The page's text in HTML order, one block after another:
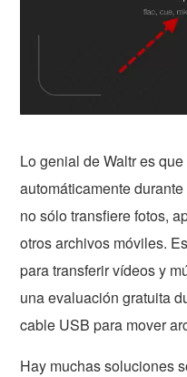
Lo genial de Waltr es
automáticamente
no sólo transfiere fotos,
otros archivos móviles.
para transferir vídeos y
una evaluación gratuita
cable USB para mover
Hay muchas soluciones